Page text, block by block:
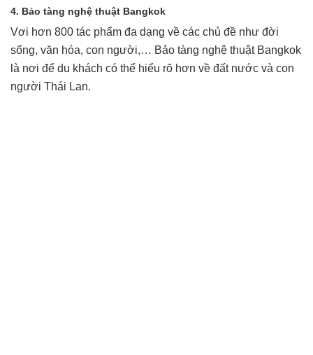
4. Bảo tàng nghệ thuật Bangkok
Vơi hơn 800 tác phẩm đa dạng về các chủ đề như đời
sống, văn hóa, con người,… Bảo tàng nghệ thuật Bangkok
là nơi để du khách có thể hiểu rõ hơn về đất nước và con
người Thái Lan.